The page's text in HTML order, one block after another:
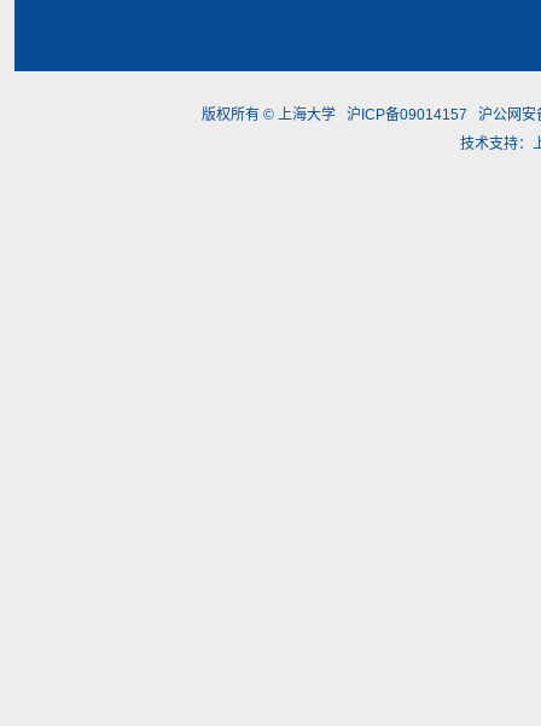
版权所有 © 上海大学 沪ICP备09014157
沪公网
技术支持：